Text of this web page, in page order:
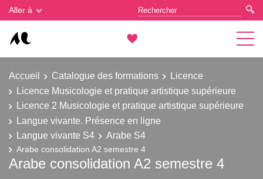
Aller à
Accueil Catalogue des formations
Licence
Licence Musicologie et pratique artistique supérieure
Licence 2 Musicologie et pratique artistique supérieure
Langue vivante. Présence en ligne
Langue vivante S4
Arabe S4
Arabe consolidation A2 semestre 4
Arabe consolidation A2 semestre 4
Gestion des cookies